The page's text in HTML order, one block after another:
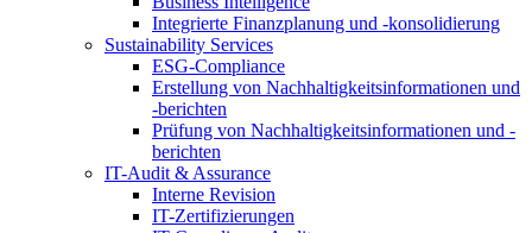
Integrierte Finanzplanung und -konsolidierung
Sustainability Services
ESG-Compliance
Erstellung von Nachhaltigkeitsinformationen und
-berichten
Prüfung von Nachhaltigkeitsinformationen und -
berichten
IT-Audit & Assurance
Interne Revision
IT-Zertifizierungen